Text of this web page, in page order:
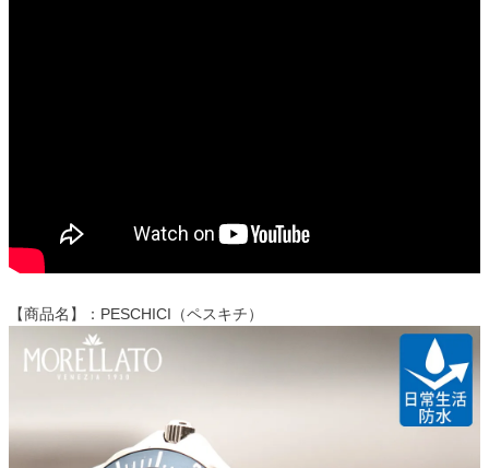
【商品名】：PESCHICI（ペスキチ）